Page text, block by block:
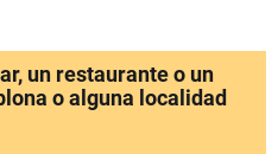
un restaurante o un
o alguna localidad